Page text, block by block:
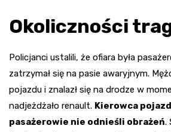
Okoliczności
Policjanci ustalili, że ofiara była
zatrzymał się na pasie awaryjnym.
pojazdu i znalazł się na drodze w
nadjeżdżało renault. Kierowca
pasażerowie nie odnieśli obrażeń.